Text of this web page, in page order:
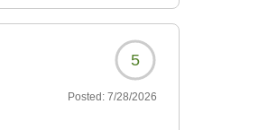
5
Posted: 7/28/2026